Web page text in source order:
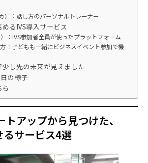
）：話し方のパーソナルトレーナー
るIVS導入サービス
：IVS参加者全員が使ったプラットフォーム
！子どもも一緒にビジネスイベント参加で機
少し先の未来が見えました
の様子
アップから見つけた、
るサービス4選